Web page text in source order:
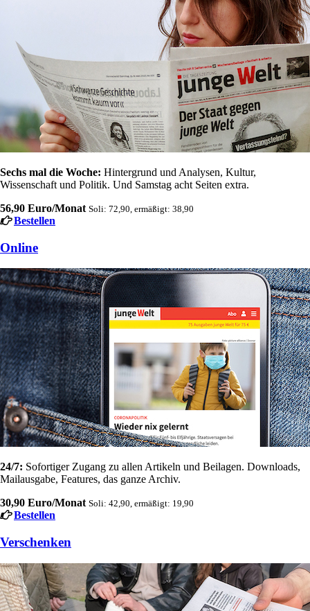
Sechs mal die Woche: Hintergrund und Analysen, Kultur,
Wissenschaft und Politik. Und Samstag acht Seiten extra.
56,90 Euro/Monat Soli: 72,90, ermäßigt: 38,90
Bestellen
Online
24/7: Sofortiger Zugang zu allen Artikeln und Beilagen. Downloads,
Mailausgabe, Features, das ganze Archiv.
30,90 Euro/Monat Soli: 42,90, ermäßigt: 19,90
Bestellen
Verschenken